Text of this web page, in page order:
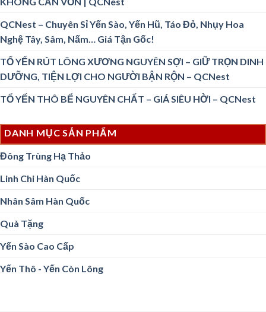
QCNest – Chuyên Sỉ Yến Sào, Yến Hũ, Táo Đỏ, Nhụy Hoa
Nghệ Tây, Sâm, Nấm… Giá Tận Gốc!
TỔ YẾN RÚT LÔNG XƯƠNG NGUYÊN SỢI – GIỮ TRỌN DINH
DƯỠNG, TIỆN LỢI CHO NGƯỜI BẬN RỘN – QCNest
TỔ YẾN THÔ BỂ NGUYÊN CHẤT – GIÁ SIÊU HỜI – QCNest
DANH MỤC SẢN PHẨM
Đông Trùng Hạ Thảo
Linh Chi Hàn Quốc
Nhân Sâm Hàn Quốc
Quà Tặng
Yến Sào Cao Cấp
Yến Thô - Yến Còn Lông